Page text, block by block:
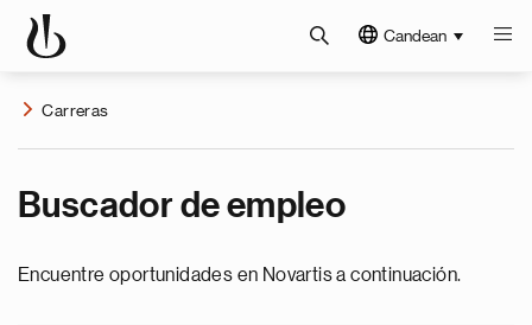
Candean
Carreras
Buscador de empleo
Encuentre oportunidades en Novartis a continuación.